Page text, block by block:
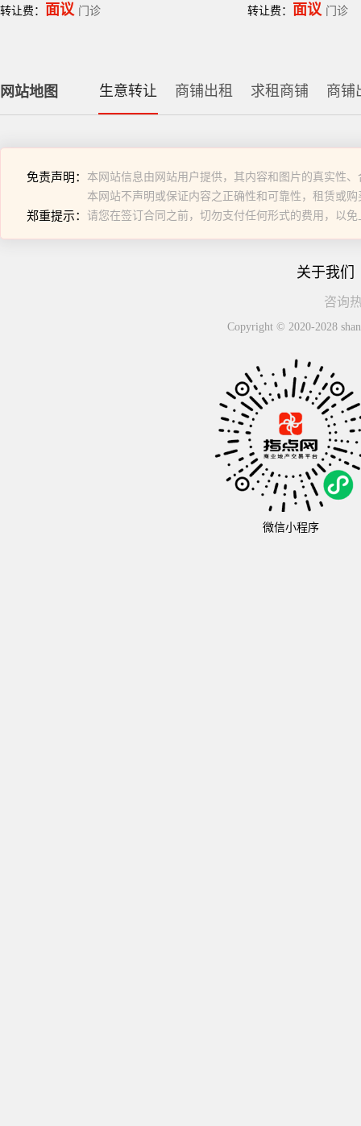
转让费： 面议 门诊 转让费： 面议 门诊
网站地图 生意转让 商铺出租 求租商铺 商铺
免责声明： 本网站信息由网站用户提供，其内容和图片的真实性
本网站不声明或保证内容之正确性和可靠性，租赁或
郑重提示： 请您在签订合同之前，切勿支付任何形式的费用，以免
关于我们
咨询
Copyright © 2020-2028
微信小程序